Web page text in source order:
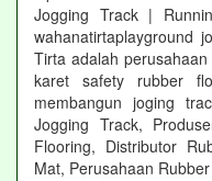
Jogging Track |
wahanatirtaplayground
Tirta adalah
karet safety rubber
membangun joging
Jogging Track,
Flooring, Distributor
Mat, Perusahaan